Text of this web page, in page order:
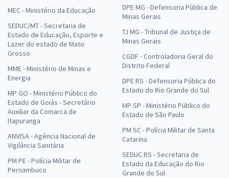
MEC - Ministério da Educação
SEDUC/MT - Secretaria de
Estado de Educação, Esporte e
Lazer do estado de Mato
Grosso
MME - Ministério de Minas e
Energia
MP GO - Ministério Público do
Estado de Goiás - Secretário
Auxiliar da Comarca de
Itapuranga
ANVISA - Agência Nacional de
Vigilância Sanitária
PM PE - Polícia Militar de
Pernambuco
DPE MG - Defensoria Pública de
Minas Gerais
TJ MG - Tribunal de Justiça de
Minas Gerais
CGDF - Controladoria Geral do
Distrito Federal
DPE RS - Defensoria Pública do
Estado do Rio Grande do Sul
MP SP - Ministério Público do
Estado de São Paulo
PM SC - Polícia Militar de Santa
Catarina
SEDUC RS - Secretaria de
Estado da Educação do Rio
Grande do Sul